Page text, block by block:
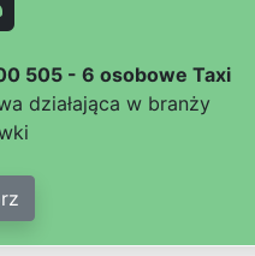
505 - 6 osobowe Taxi
działająca w branży